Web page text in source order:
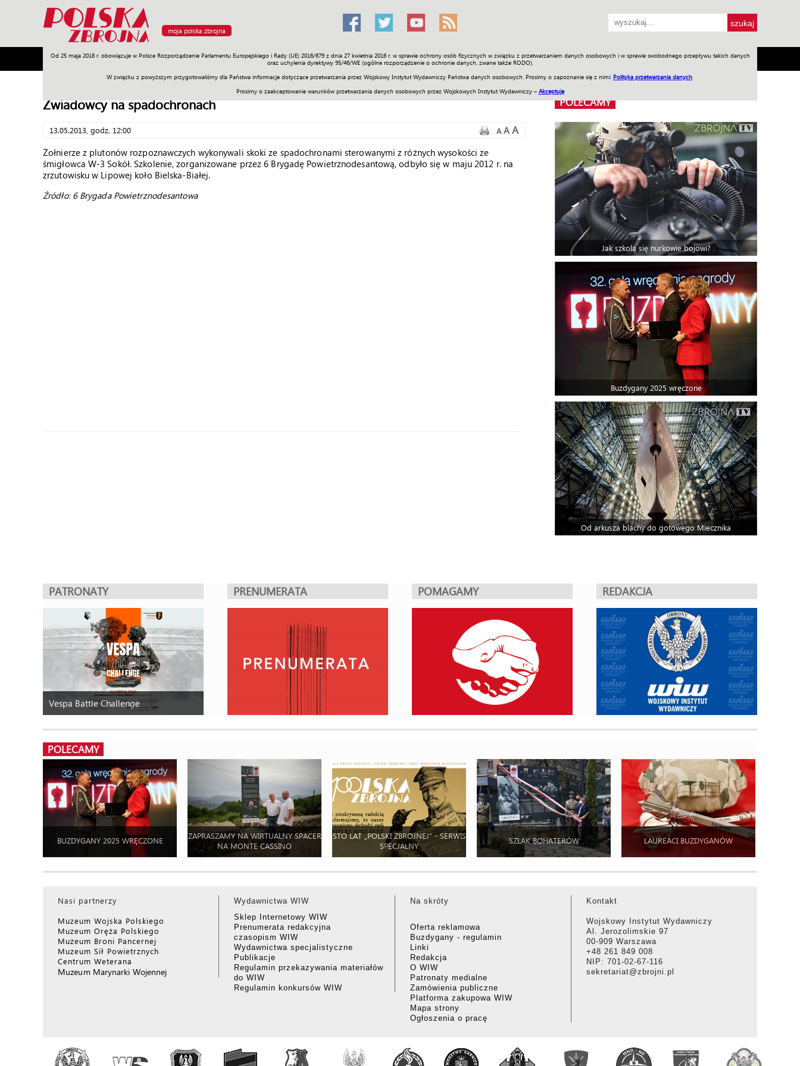
moja polska zbrojna
Od 25 maja 2018 r. obowiązuje w Polsce Rozporządzenie Parlamentu Europejskiego i Rady (UE) 2016/679 z dnia 27 kwietnia 2016 r. w sprawie ochrony osób fizycznych w związku z przetwarzaniem danych osobowych i w sprawie swobodnego przepływu takich danych
oraz uchylenia dyrektywy 95/46/WE (ogólne rozporządzenie o ochronie danych, zwane także RODO).
W związku z powyższym przygotowaliśmy dla Państwa informacje dotyczące przetwarzania przez Wojskowy Instytut Wydawniczy Państwa danych osobowych. Prosimy o zapoznanie się z nimi: Polityka przetwarzania danych
Prosimy o zaakceptowanie warunków przetwarzania danych osobowych przez Wojskowych Instytut Wydawniczy – Akceptuję
Armia Poligon Sprzęt Misje Polityka Prawo Świat Społeczność Sport Historia Galerie Wideo ENGLISH SKLEP Jednodniówki Praca w WIW
Zwiadowcy na spadochronach
13.05.2013, godz. 12:00 A A A
Żołnierze z plutonów rozpoznawczych wykonywali skoki ze spadochronami sterowanymi z różnych wysokości ze
śmigłowca W-3 Sokół. Szkolenie, zorganizowane przez 6 Brygadę Powietrznodesantową, odbyło się w maju 2012 r. na
zrzutowisku w Lipowej koło Bielska-Białej.
Źródło: 6 Brygada Powietrznodesantowa
POLECAMY
Jak szkolą się nurkowie bojowi?
Buzdygany 2025 wręczone
Od arkusza blachy do gotowego Miecznika
PATRONATY
Vespa Battle Challenge
PRENUMERATA POMAGAMY REDAKCJA
POLECAMY
BUZDYGANY 2025 WRĘCZONE
ZAPRASZAMY NA WIRTUALNY SPACER
NA MONTE CASSINO
STO LAT „POLSKI ZBROJNEJ” - SERWIS
SPECJALNY
SZLAK BOHATERÓW LAUREACI BUZDYGANÓW
Nasi partnerzy
Muzeum Wojska Polskiego
Muzeum Oręża Polskiego
Muzeum Broni Pancernej
Muzeum Sił Powietrznych
Centrum Weterana
Muzeum Marynarki Wojennej
Wydawnictwa WIW
Sklep Internetowy WIW
Prenumerata redakcyjna
czasopism WIW
Wydawnictwa specjalistyczne
Publikacje
Regulamin przekazywania materiałów
do WIW
Regulamin konkursów WIW
Na skróty
Oferta reklamowa
Buzdygany - regulamin
Linki
Redakcja
O WIW
Patronaty medialne
Zamówienia publiczne
Platforma zakupowa WIW
Mapa strony
Ogłoszenia o pracę
Kontakt
Wojskowy Instytut Wydawniczy
Al. Jerozolimskie 97
00-909 Warszawa
+48 261 849 008
NIP: 701-02-67-116
sekretariat@zbrojni.pl